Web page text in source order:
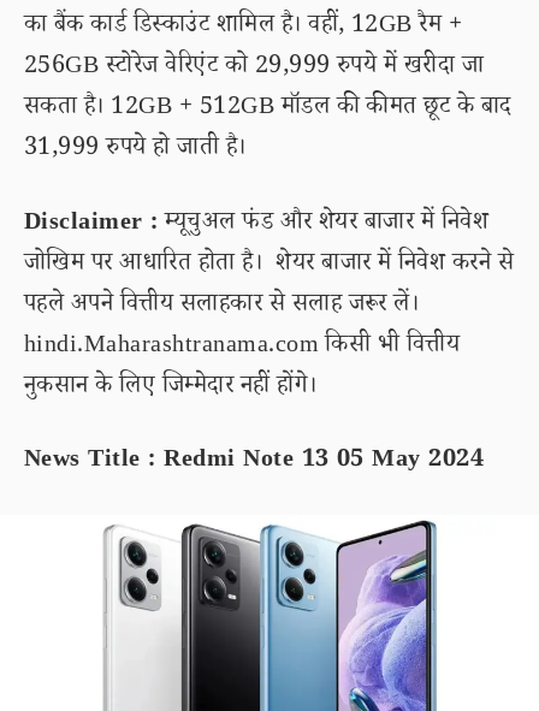
का बैंक कार्ड डिस्काउंट शामिल है। वहीं, 12GB रैम +
256GB स्टोरेज वेरिएंट को 29,999 रुपये में खरीदा जा
सकता है। 12GB + 512GB मॉडल की कीमत छूट के बाद
31,999 रुपये हो जाती है।
Disclaimer :म्यूचुअल फंड और शेयर बाजार में निवेश
जोखिम पर आधारित होता है। शेयर बाजार में निवेश करने से
पहले अपने वित्तीय सलाहकार से सलाह जरूर लें।
hindi.Maharashtranama.com किसी भी वित्तीय
नुकसान के लिए जिम्मेदार नहीं होंगे।
News Title : Redmi Note 13 05 May 2024